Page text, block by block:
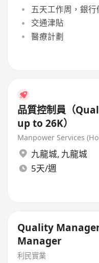
五天工作周，銀行
交通津貼
醫療計劃
品質控制員（
up to 26K）
Manpower Services
九龍城, 九龍城
5天/週
Quality
Manager
利民實業